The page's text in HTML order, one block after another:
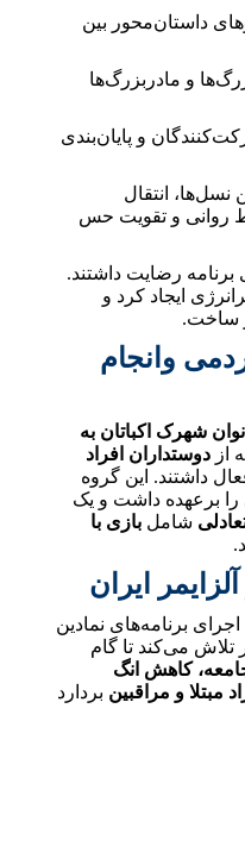
داستان‌محور بین
و مادربزرگ‌ها
و پایان‌بندی
نسل‌ها، انتقال
روانی و تقویت حس
برنامه رضایت داشتند.
ایجاد کرد و
ساخت.
وانجام
شهرک اکباتان به
از دوستداران افراد
داشتند. این گروه
برعهده داشت و یک
شامل بازی با
ایران
اجرای برنامه‌های نمادین
تلاش می‌کند تا گام
کاهش انگ
مبتلا و مراقبین بردارد